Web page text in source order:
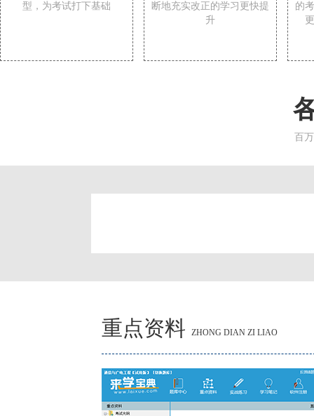
型，为考试打下基础
断地充实改正的学习更快提
升
的
百
重点资料 ZHONG DIAN ZI LIAO